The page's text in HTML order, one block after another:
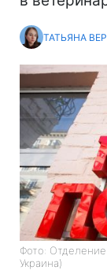
ТАТЬЯНА
Фото:
Украина)